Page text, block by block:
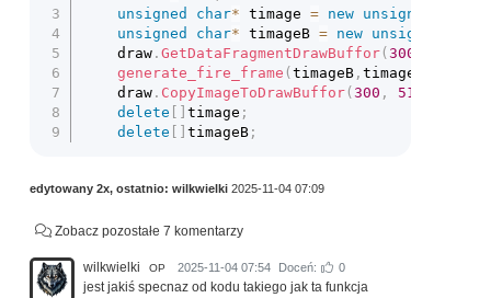
unsigned
char* timage = new unsigned
unsigned
char* timageB = new unsigned
	draw
. GetDataFragmentDrawBuffor( 300
generate_fire_frame ( timageB, timage
	draw
. CopyImageToDrawBuffor( 300 , 512
delete
timage ;
delete
timageB;
edytowany 2x, ostatnio: wilkwielki 2025-11-04 07:09
Zobacz pozostałe 7 komentarzy
wilkwielki OP 2025-11-04 07:54 Doceń: 0
jest jakiś specnaz od kodu takiego jak ta funkcja